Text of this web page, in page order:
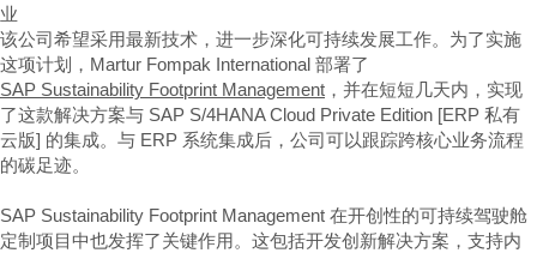
业
该公司希望采用最新技术，进一步深化可持续发展工作。为了实施
这项计划，Martur Fompak International 部署了
SAP Sustainability Footprint Management ，并在短短几天内，实现
了这款解决方案与 SAP S/4HANA Cloud Private Edition [ERP 私有
云版] 的集成。与 ERP 系统集成后，公司可以跟踪跨核心业务流程
的碳足迹。
SAP Sustainability Footprint Management 在开创性的可持续驾驶舱
定制项目中也发挥了关键作用。这包括开发创新解决方案，支持内